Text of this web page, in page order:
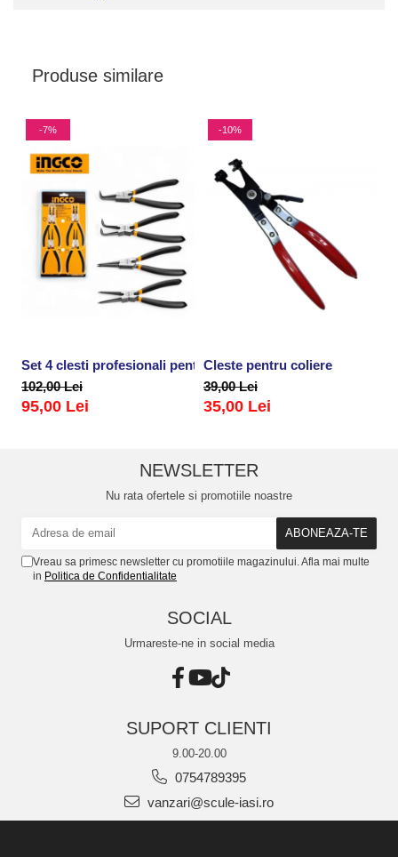
Produse similare
-7%
Set 4 clesti profesionali pentru sigurante, inele
102,00 Lei
95,00 Lei
-10%
Cleste pentru coliere
39,00 Lei
35,00 Lei
NEWSLETTER
Nu rata ofertele si promotiile noastre
Vreau sa primesc newsletter cu promotiile magazinului. Afla mai multe
in Politica de Confidentialitate
SOCIAL
Urmareste-ne in social media
SUPORT CLIENTI
9.00-20.00
0754789395
vanzari@scule-iasi.ro